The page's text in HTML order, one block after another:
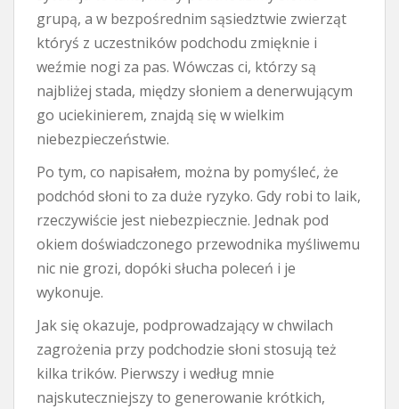
grupą, a w bezpośrednim sąsiedztwie zwierząt
któryś z uczestników podchodu zmięknie i
weźmie nogi za pas. Wówczas ci, którzy są
najbliżej stada, między słoniem a denerwującym
go uciekinierem, znajdą się w wielkim
niebezpieczeństwie.
Po tym, co napisałem, można by pomyśleć, że
podchód słoni to za duże ryzyko. Gdy robi to laik,
rzeczywiście jest niebezpiecznie. Jednak pod
okiem doświadczonego przewodnika myśliwemu
nic nie grozi, dopóki słucha poleceń i je
wykonuje.
Jak się okazuje, podprowadzający w chwilach
zagrożenia przy podchodzie słoni stosują też
kilka trików. Pierwszy i według mnie
najskuteczniejszy to generowanie krótkich,